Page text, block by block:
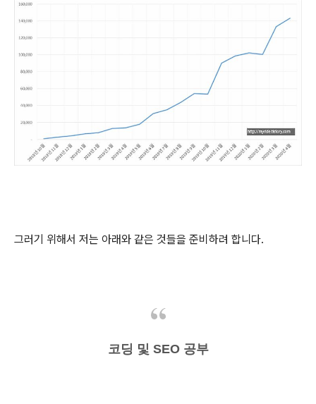
그러기 위해서 저는 아래와 같은 것들을 준비하려 합니다.
코딩 및 SEO 공부